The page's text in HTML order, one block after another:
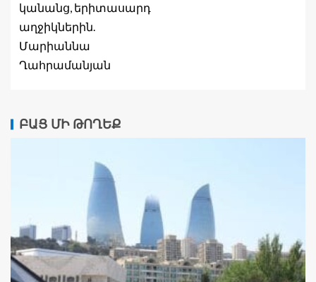
կանանց, երիտասարդ
աղջիկներին.
Մարիաննա
Ղահրամանյան
ԲԱՑ ՄԻ ԹՈՂԵՔ